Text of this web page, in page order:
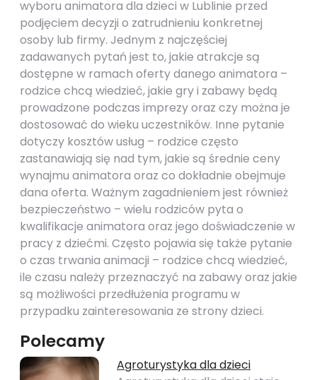
wyboru animatora dla dzieci w Lublinie przed
podjęciem decyzji o zatrudnieniu konkretnej
osoby lub firmy. Jednym z najczęściej
zadawanych pytań jest to, jakie atrakcje są
dostępne w ramach oferty danego animatora –
rodzice chcą wiedzieć, jakie gry i zabawy będą
prowadzone podczas imprezy oraz czy można je
dostosować do wieku uczestników. Inne pytanie
dotyczy kosztów usług – rodzice często
zastanawiają się nad tym, jakie są średnie ceny
wynajmu animatora oraz co dokładnie obejmuje
dana oferta. Ważnym zagadnieniem jest również
bezpieczeństwo – wielu rodziców pyta o
kwalifikacje animatora oraz jego doświadczenie w
pracy z dziećmi. Często pojawia się także pytanie
o czas trwania animacji – rodzice chcą wiedzieć,
ile czasu należy przeznaczyć na zabawy oraz jakie
są możliwości przedłużenia programu w
przypadku zainteresowania ze strony dzieci.
Polecamy
Agroturystyka dla dzieci